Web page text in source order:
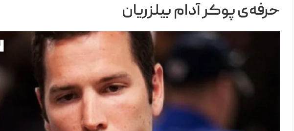
حرفه‌ی پوکر آدام بیلزریان